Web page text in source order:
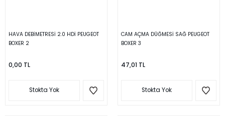
HAVA DEBİMETRESİ 2.0 HDİ PEUGEOT
BOXER 2
0,00 TL
Stokta Yok
CAM AÇMA DÜĞMESİ SAĞ PEUGEOT
BOXER 3
47,01 TL
Stokta Yok